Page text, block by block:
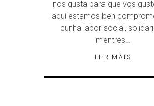
nos gusta para que vos
aquí estamos ben
cunha labor social,
mentres…
LER MÁIS